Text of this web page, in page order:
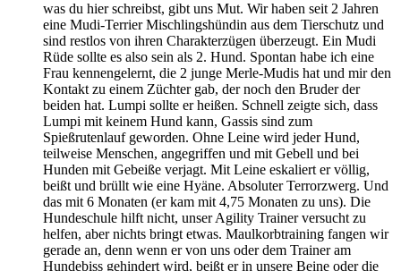
was du hier schreibst, gibt uns Mut. Wir haben seit 2 Jahren
eine Mudi-Terrier Mischlingshündin aus dem Tierschutz und
sind restlos von ihren Charakterzügen überzeugt. Ein Mudi
Rüde sollte es also sein als 2. Hund. Spontan habe ich eine
Frau kennengelernt, die 2 junge Merle-Mudis hat und mir den
Kontakt zu einem Züchter gab, der noch den Bruder der
beiden hat. Lumpi sollte er heißen. Schnell zeigte sich, dass
Lumpi mit keinem Hund kann, Gassis sind zum
Spießrutenlauf geworden. Ohne Leine wird jeder Hund,
teilweise Menschen, angegriffen und mit Gebell und bei
Hunden mit Gebeiße verjagt. Mit Leine eskaliert er völlig,
beißt und brüllt wie eine Hyäne. Absoluter Terrorzwerg. Und
das mit 6 Monaten (er kam mit 4,75 Monaten zu uns). Die
Hundeschule hilft nicht, unser Agility Trainer versucht zu
helfen, aber nichts bringt etwas. Maulkorbtraining fangen wir
gerade an, denn wenn er von uns oder dem Trainer am
Hundebiss gehindert wird, beißt er in unsere Beine oder die